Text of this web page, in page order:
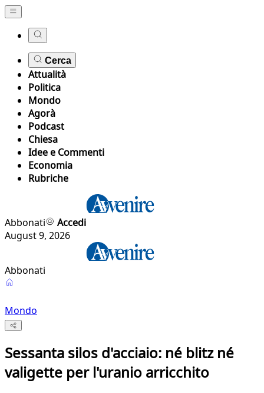
Cerca
Attualità
Politica
Mondo
Agorà
Podcast
Chiesa
Idee e Commenti
Economia
Rubriche
Abbonati
Accedi
August 9, 2026
Abbonati
Mondo
Sessanta silos d'acciaio: né blitz né
valigette per l'uranio arricchito